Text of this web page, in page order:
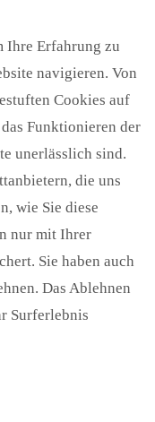
Ihre Erfahrung zu
navigieren. Von
Cookies auf
Funktionieren der
unerlässlich sind.
die uns
wie Sie diese
nur mit Ihrer
Sie haben auch
Das Ablehnen
Surferlebnis